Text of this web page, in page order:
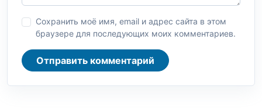
Сохранить моё имя, email и адрес сайта в этом
браузере для последующих моих комментариев.
Отправить комментарий